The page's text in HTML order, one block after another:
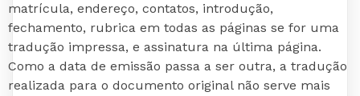
matrícula, endereço, contatos, introdução,
fechamento, rubrica em todas as páginas se for uma
tradução impressa, e assinatura na última página.
Como a data de emissão passa a ser outra, a tradução
realizada para o documento original não serve mais